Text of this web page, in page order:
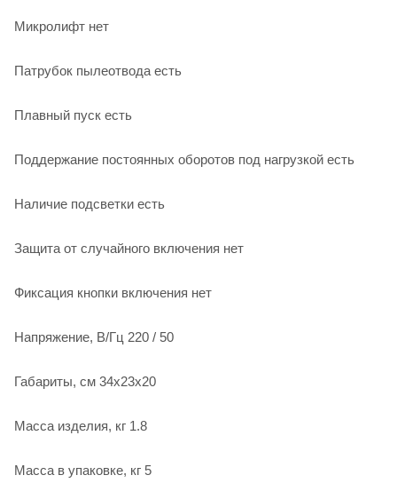
Микролифт нет
Патрубок пылеотвода есть
Плавный пуск есть
Поддержание постоянных оборотов под нагрузкой есть
Наличие подсветки есть
Защита от случайного включения нет
Фиксация кнопки включения нет
Напряжение, В/Гц 220 / 50
Габариты, см 34x23x20
Масса изделия, кг 1.8
Масса в упаковке, кг 5